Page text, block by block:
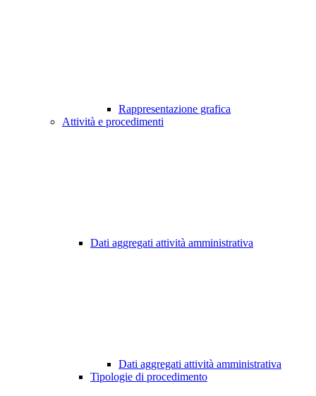
Rappresentazione grafica
Attività e procedimenti
Dati aggregati attività amministrativa
Dati aggregati attività amministrativa
Tipologie di procedimento